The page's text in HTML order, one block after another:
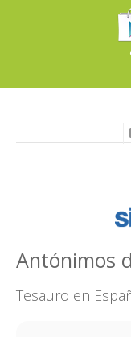
Antónimos
Tesauro en